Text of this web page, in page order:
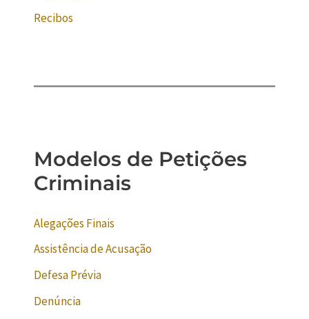
Recibos
Modelos de Petições
Criminais
Alegações Finais
Assistência de Acusação
Defesa Prévia
Denúncia